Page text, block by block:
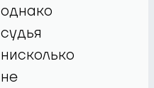
однако
судья
нисколько
не